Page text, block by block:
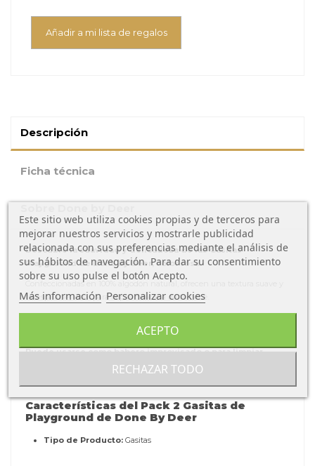
Añadir a mi lista de regalos
Descripción
Ficha técnica
Descubre la suavidad y delicadeza de las Gasitas
Playground de Done by Deer, color rosa.
Confeccionadas en 100% algodón natural, ofrecen una textura suave y
transpirable, ideal para la piel delicada de tu bebé.
Puede usarse como babero improvisado o para limpiar
pequeñas manchitas.
Características del Pack 2 Gasitas de
Playground de Done By Deer
Tipo de Producto:Gasitas
Este sitio web utiliza cookies propias y de terceros para
mejorar nuestros servicios y mostrarle publicidad
relacionada con sus preferencias mediante el análisis de
sus hábitos de navegación. Para dar su consentimiento
sobre su uso pulse el botón Acepto.
Más información Personalizar cookies
RECHAZAR TODO
ACEPTO